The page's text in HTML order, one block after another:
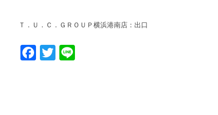
Ｔ．Ｕ．Ｃ．ＧＲＯＵＰ横浜港南店：出口
Facebook
Twitter